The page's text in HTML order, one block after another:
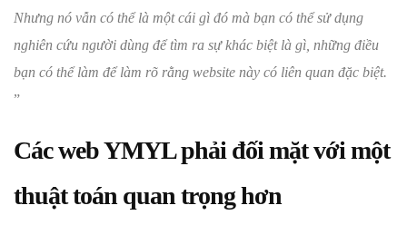
Nhưng nó vẫn có thể là một cái gì đó mà bạn có thể sử dụng
nghiên cứu người dùng để tìm ra sự khác biệt là gì, những điều
bạn có thể làm để làm rõ rằng website này có liên quan đặc biệt.
”
Các web YMYL phải đối mặt với một
thuật toán quan trọng hơn